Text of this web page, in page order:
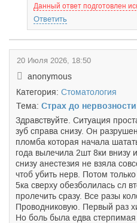
Данный ответ подготовлен
Ответить
20 Июля 2026, 18:50
anonymous
Категория: Стоматология
Тема: Страх до
Здравствуйте. Ситуация
зуб справа снизу. Он
пломба которая начала
года вылечила 2шт 8ки внизу
снизу анестезия не взяла
чтоб убить нерв. Потом
5ка сверху обезболилась сл
пролечить сразу. Все разы
Проводниковую. Первый раз
Но боль была едва стерпимая